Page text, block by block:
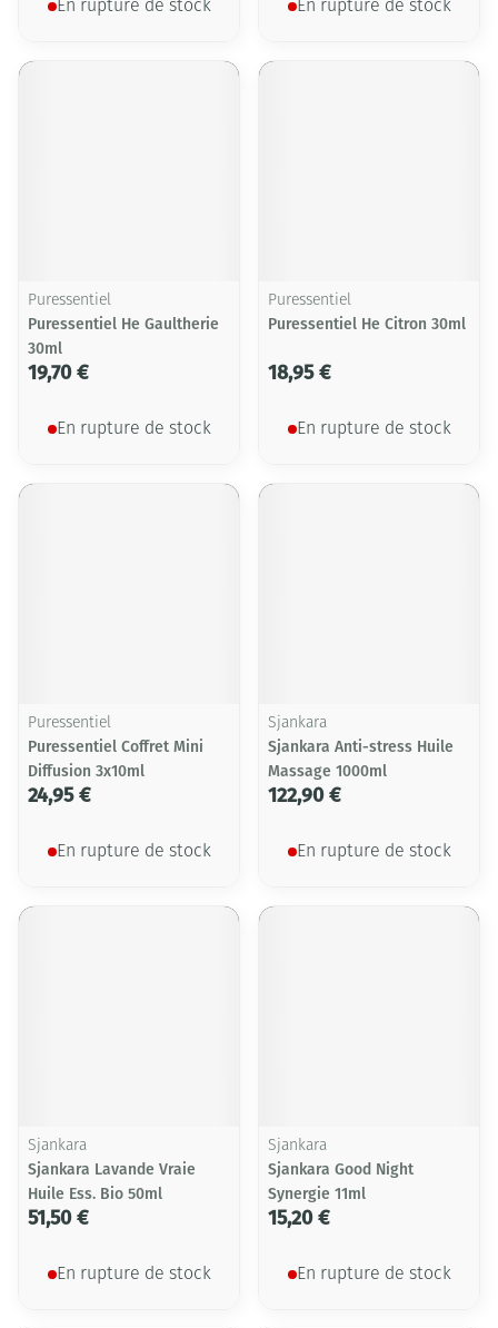
En rupture de stock En rupture de stock
Puressentiel
Puressentiel He Gaultherie
30ml
19,70 €
En rupture de stock
Puressentiel
Puressentiel He Citron 30ml
18,95 €
En rupture de stock
Puressentiel
Puressentiel Coffret Mini
Diffusion 3x10ml
24,95 €
En rupture de stock
Sjankara
Sjankara Anti-stress Huile
Massage 1000ml
122,90 €
En rupture de stock
Sjankara
Sjankara Lavande Vraie
Huile Ess. Bio 50ml
51,50 €
En rupture de stock
Sjankara
Sjankara Good Night
Synergie 11ml
15,20 €
En rupture de stock